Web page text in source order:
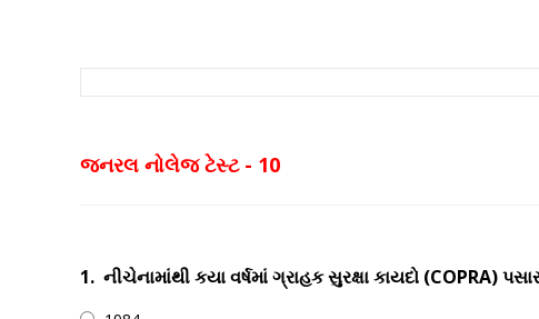
જનરલ નોલેજ ટેસ્ટ - 10
1. નીચેનામાંથી કયા વર્ષમાં ગ્રાહક સુરક્ષા કાયદો (COPRA)